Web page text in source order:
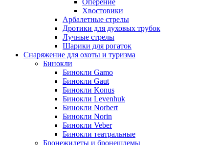
Хвостовики
Арбалетные стрелы
Дротики для духовых трубок
Лучные стрелы
Шарики для рогаток
Снаряжение для охоты и туризма
Бинокли
Бинокли Gamo
Бинокли Gaut
Бинокли Konus
Бинокли Levenhuk
Бинокли Norbert
Бинокли Norin
Бинокли Veber
Бинокли театральные
Бронежилеты и бронешлемы